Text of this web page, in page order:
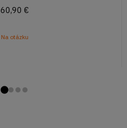
60,90 €
Na otázku
Prejsďż˝ na
Prejsďż˝ na
Prejsďż˝ na
Prejsďż˝ na